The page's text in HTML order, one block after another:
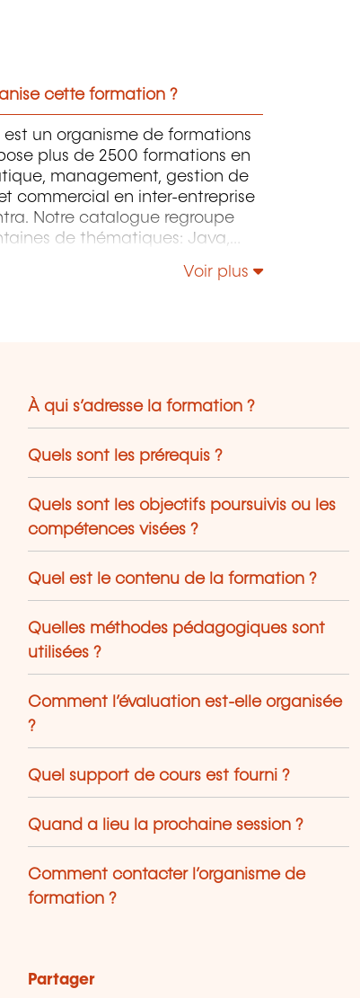
cette formation ?
un organisme de formations
plus de 2500 formations en
management, gestion de
commercial en inter-entreprise
Notre catalogue regroupe
de thématiques: Java,
Server, Vmware, Autocad,
Voir plus
À qui s’adresse la formation ?
Quels sont les prérequis ?
Quels sont les objectifs poursuivis ou les
compétences visées ?
Quel est le contenu de la formation ?
Quelles méthodes pédagogiques sont
utilisées ?
Comment l’évaluation est-elle organisée
?
Quel support de cours est fourni ?
Quand a lieu la prochaine session ?
Comment contacter l’organisme de
formation ?
Partager